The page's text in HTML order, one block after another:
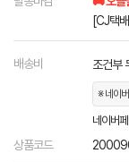
[CJ택
배송비 조건부
※ 네이
네이버
상품코드